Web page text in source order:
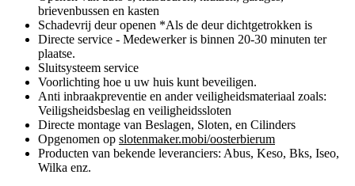
brievenbussen en kasten
Schadevrij deur openen *Als de deur dichtgetrokken is
Directe service - Medewerker is binnen 20-30 minuten ter
plaatse.
Sluitsysteem service
Voorlichting hoe u uw huis kunt beveiligen.
Anti inbraakpreventie en ander veiligheidsmateriaal zoals:
Veiligsheidsbeslag en veiligheidssloten
Directe montage van Beslagen, Sloten, en Cilinders
Opgenomen op slotenmaker.mobi/oosterbierum
Producten van bekende leveranciers: Abus, Keso, Bks, Iseo,
Wilka enz.